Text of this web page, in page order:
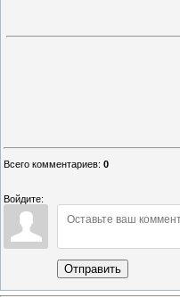
Всего комментариев: 0
Войдите:
Отправить